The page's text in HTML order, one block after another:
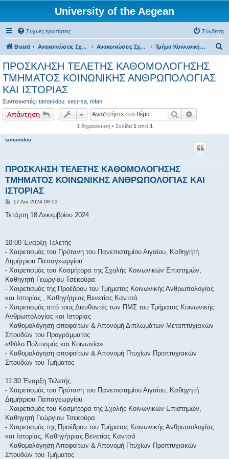
University of the Aegean
Συχνές ερωτήσεις Σύνδεση
Board Ανακοινώσεις Σχολών, Τμημάτων, Συλλόγων & Υπηρεσιών Ανακοινώσεις Σχολών & Τμημάτων (Μυτιλήνη) Τμήμα Κοινωνικής Ανθρωπολογίας και Ιστορίας
ΠΡΟΣΚΛΗΣΗ ΤΕΛΕΤΗΣ ΚΑΘΟΜΟΛΟΓΗΣΗΣ
ΤΜΗΜΑΤΟΣ ΚΟΙΝΩΝΙΚΗΣ ΑΝΘΡΩΠΟΛΟΓΙΑΣ
ΚΑΙ ΙΣΤΟΡΙΑΣ
Συντονιστές: tamanidou secr-sa mfan
Απάντηση Αναζήτηση
1 δημοσίευση • Σελίδα 1 από 1
tamanidou
ΠΡΟΣΚΛΗΣΗ ΤΕΛΕΤΗΣ ΚΑΘΟΜΟΛΟΓΗΣΗΣ
ΤΜΗΜΑΤΟΣ ΚΟΙΝΩΝΙΚΗΣ ΑΝΘΡΩΠΟΛΟΓΙΑΣ ΚΑΙ
ΙΣΤΟΡΙΑΣ
Δ
μ
υ
σ
17 Δεκ 2024 08:53
Τετάρτη 18 Δεκεμβρίου 2024
10:00 Έναρξη Τελετής
- Χαιρετισμός του Πρύτανη του Πανεπιστημίου Αιγαίου, Καθηγητή
Δημήτριου Παπαγεωργίου
- Χαιρετισμός του Κοσμήτορα της Σχολής Κοινωνικών Επιστημών,
Καθηγητή Γεωργίου Τσεκούρα
- Χαιρετισμός της Προέδρου του Τμήματος Κοινωνικής Ανθρωπολογίας
και Ιστορίας , Καθηγήτριας Βενετίας Καντσά
- Χαιρετισμός από τους Διευθυντές των ΠΜΣ του Τμήματος Κοινωνικής
Ανθρωπολογίας και Ιστορίας
- Καθομολόγηση αποφοίτων & Απονομή Διπλωμάτων Μεταπτυχιακών
Σπουδών του Προγράμματος
«Φύλο Πολιτισμός και Κοινωνία»
- Καθομολόγηση αποφοίτων & Απονομή Πτυχίων Προπτυχιακών
Σπουδών του Τμήματος
11:30 Έναρξη Τελετής
- Χαιρετισμός του Πρύτανη του Πανεπιστημίου Αιγαίου, Καθηγητή
Δημήτριου Παπαγεωργίου
- Χαιρετισμός του Κοσμήτορα της Σχολής Κοινωνικών Επιστημών,
Καθηγητή Γεώργιου Τσεκούρα
- Χαιρετισμός της Προέδρου του Τμήματος Κοινωνικής Ανθρωπολογίας
και Ιστορίας, Καθηγήτριας Βενετίας Καντσά
- Καθομολόγηση Αποφοίτων & Απονομή Πτυχίων Προπτυχιακών
Σπουδών του Τμήματος